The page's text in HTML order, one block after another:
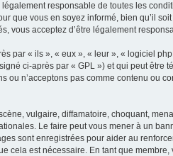
responsable de toutes les
que vous en soyez informé, bien qu’il
vous acceptez d’être légalement
par « ils », « eux », « leur », « logiciel
ci-après par « GPL ») et qui peut être
ou n’acceptons pas comme contenu ou
vulgaire, diffamatoire, choquant,
Le faire peut vous mener à un
sont enregistrées pour aider au
cela est nécessaire. En tant que